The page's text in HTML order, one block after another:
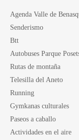
Agenda Valle de
Senderismo
Btt
Autobuses Parque
Rutas de montaña
Telesilla del Aneto
Running
Gymkanas culturales
Paseos a caballo
Actividades en el aire